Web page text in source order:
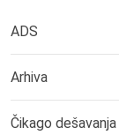
ADS
Arhiva
Čikago dešavanja